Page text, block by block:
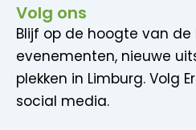
Volg ons
Blijf op de hoogte van de
evenementen, nieuwe
plekken in Limburg. Volg
social media.